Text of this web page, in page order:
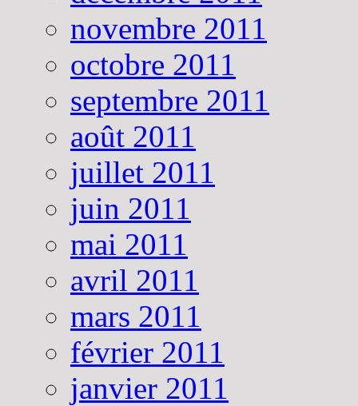
novembre 2011
octobre 2011
septembre 2011
août 2011
juillet 2011
juin 2011
mai 2011
avril 2011
mars 2011
février 2011
janvier 2011